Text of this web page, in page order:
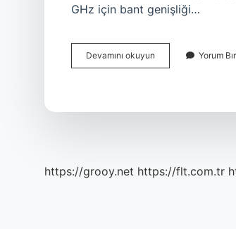
GHz için bant genişliği…
Devamını okuyun
Ghz
Yorum
https://grooy.net https://flt.com.tr